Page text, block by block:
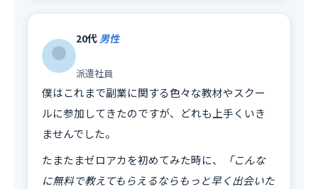
20代男性
派遣社員
僕はこれまで副業に関する色々な教材やスクー
ルに参加してきたのですが、どれも上手くいき
ませんでした。
たまたまゼロアカを初めてみた時に、
「こんな
に無料で教えてもらえるならもっと早く出会いた